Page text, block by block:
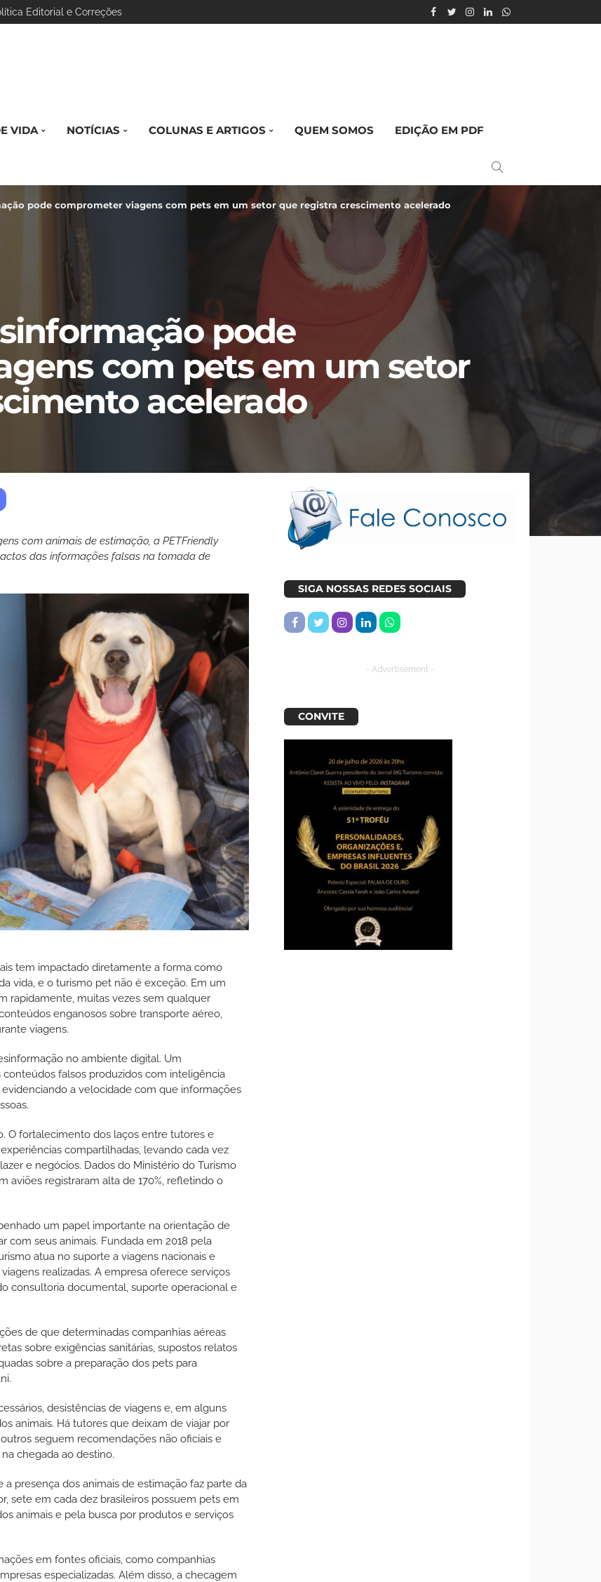
Editorial e Correções
VIDA NOTÍCIAS COLUNAS E ARTIGOS QUEM SOMOS EDIÇÃO EM PDF
pode comprometer viagens com pets em um setor que registra crescimento acelerado
pode
com pets em um setor
acelerado
com animais de estimação, a PETFriendly
das informações falsas na tomada de
tem impactado diretamente a forma como
vida, e o turismo pet não é exceção. Em um
rapidamente, muitas vezes sem qualquer
enganosos sobre transporte aéreo,
viagens.
no ambiente digital. Um
falsos produzidos com inteligência
a velocidade com que informações
O fortalecimento dos laços entre tutores e
compartilhadas, levando cada vez
e negócios. Dados do Ministério do Turismo
aviões registraram alta de 170%, refletindo o
um papel importante na orientação de
com seus animais. Fundada em 2018 pela
atua no suporte a viagens nacionais e
realizadas. A empresa oferece serviços
consultoria documental, suporte operacional e
de que determinadas companhias aéreas
sobre exigências sanitárias, supostos relatos
sobre a preparação dos pets para
desistências de viagens e, em alguns
animais. Há tutores que deixam de viajar por
seguem recomendações não oficiais e
chegada ao destino.
presença dos animais de estimação faz parte da
sete em cada dez brasileiros possuem pets em
animais e pela busca por produtos e serviços
em fontes oficiais, como companhias
especializadas. Além disso, a checagem
SIGA NOSSAS REDES SOCIAIS
- Advertisement -
CONVITE